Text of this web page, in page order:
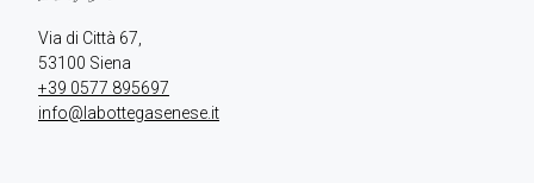
Via di Città 67,
+39 0577 895697
info@labottegasenese.it